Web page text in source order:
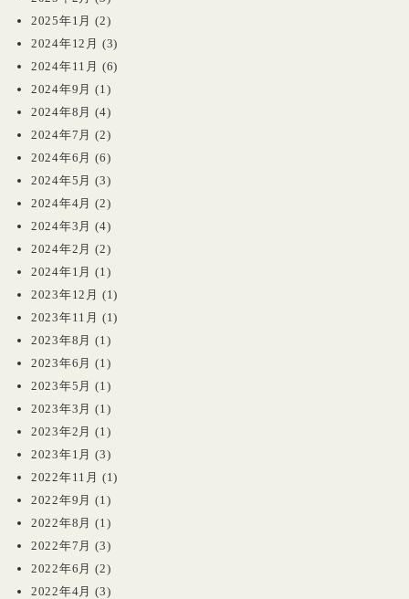
2025年1月 (2)
2024年12月 (3)
2024年11月 (6)
2024年9月 (1)
2024年8月 (4)
2024年7月 (2)
2024年6月 (6)
2024年5月 (3)
2024年4月 (2)
2024年3月 (4)
2024年2月 (2)
2024年1月 (1)
2023年12月 (1)
2023年11月 (1)
2023年8月 (1)
2023年6月 (1)
2023年5月 (1)
2023年3月 (1)
2023年2月 (1)
2023年1月 (3)
2022年11月 (1)
2022年9月 (1)
2022年8月 (1)
2022年7月 (3)
2022年6月 (2)
2022年4月 (3)